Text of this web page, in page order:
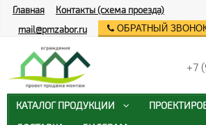
Главная
Контакты (схема проезда)
mail@pmzabor.ru
ОБРАТНЫЙ
+7
КАТАЛОГ ПРОДУКЦИИ